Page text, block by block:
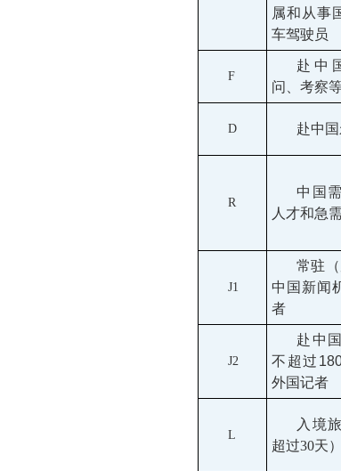
属和从事
车驾驶员
F
赴中
问、考察
D 赴中
R
中国
人才和急
J1
常驻
中国新闻
者
J2
赴中
不超过
外国记者
L
入境
超过30天）